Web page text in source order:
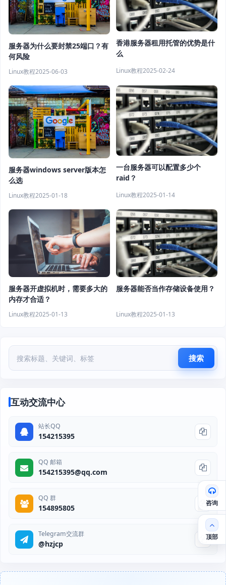
服务器为什么要封禁25端口？有
何风险
Linux教程2025-06-03
香港服务器租用托管的优势是什
么
Linux教程2025-02-24
服务器windows server版本怎
么选
Linux教程2025-01-18
一台服务器可以配置多少个
raid？
Linux教程2025-01-14
服务器开虚拟机时，需要多大的
内存才合适？
Linux教程2025-01-13
服务器能否当作存储设备使用？
Linux教程2025-01-13
搜索
互动交流中心
站长QQ
154215395
QQ 邮箱
154215395@qq.com
QQ 群
154895805
Telegram交流群
@hzjcp
咨询
顶部